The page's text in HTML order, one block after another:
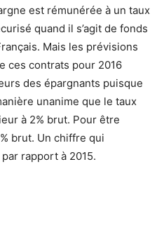
est rémunérée à un taux
quand il s’agit de fonds
Mais les prévisions
ces contrats pour 2016
des épargnants puisque
unanime que le taux
à 2% brut. Pour être
brut. Un chiffre qui
rapport à 2015.